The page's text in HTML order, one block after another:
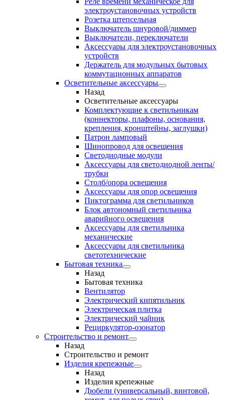
электроустановочных устройств
Розетка штепсельная
Выключатель шнуровой/диммер
Выключатели, переключатели
Аксессуары для электроустановочных
устройств
Держатель для модульных бытовых
коммутационных аппаратов
Осветительные аксессуары
Назад
Осветительные аксессуары
Комплектующие к светильникам
(коннекторы, плафоны, основания,
крепления, кронштейны, заглушки)
Патрон ламповый
Шинопровод для освещения
Светодиодные модули
Аксессуары для светодиодной ленты/
трубки
Столб/опора освещения
Аксессуары для опор освещения
Пиктограмма для светильников
Блок автономный светильника
аварийного освещения
Аксессуары для светильника
механические
Аксессуары для светильника
светотехнические
Бытовая техника
Назад
Бытовая техника
Вентилятор
Электрический кипятильник
Электрическая плитка
Электрический чайник
Рециркулятор-озонатор
Строительство и ремонт
Назад
Строительство и ремонт
Изделия крепежные
Назад
Изделия крепежные
Дюбели (универсальный, винтовой,